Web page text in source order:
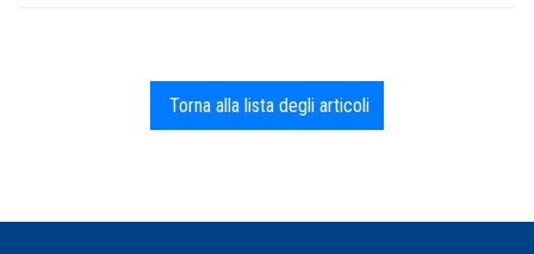
Torna alla lista degli articoli